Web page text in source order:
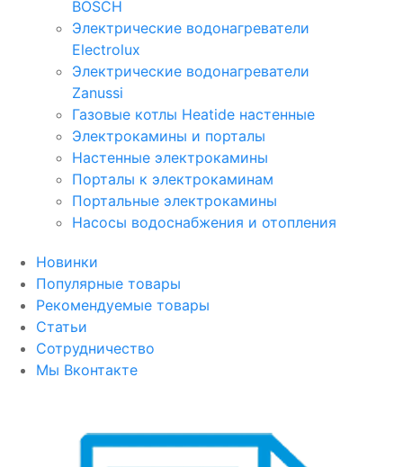
BOSCH
Электрические водонагреватели
Electrolux
Электрические водонагреватели
Zanussi
Газовые котлы Heatide настенные
Электрокамины и порталы
Настенные электрокамины
Порталы к электрокаминам
Портальные электрокамины
Насосы водоснабжения и отопления
Новинки
Популярные товары
Рекомендуемые товары
Статьи
Сотрудничество
Мы Вконтакте